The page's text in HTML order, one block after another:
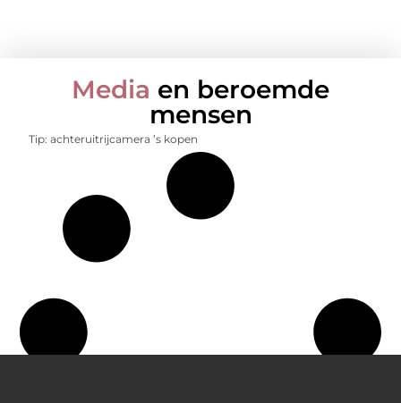
Media en beroemde
mensen
Tip: achteruitrijcamera ’s kopen